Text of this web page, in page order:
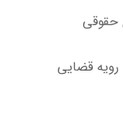
حقوقی
رویه قضایی